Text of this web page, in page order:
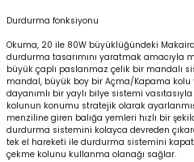
Durdurma fonksiyonu
Okuma, 20 ile 80W büyüklüğündeki
durdurma tasarımını yaratmak amacıyla
büyük çaplı paslanmaz çelik bir mandalı
mandal, büyük boy bir Açma/Kapama
dayanımlı bir yaylı bilye sistemi
kolunun konumu stratejik olarak
menziline giren balığa yemleri hızlı bir
durdurma sistemini kolayca devreden
tek el hareketi ile durdurma sistemini
çekme kolunu kullanma olanağı sağlar.